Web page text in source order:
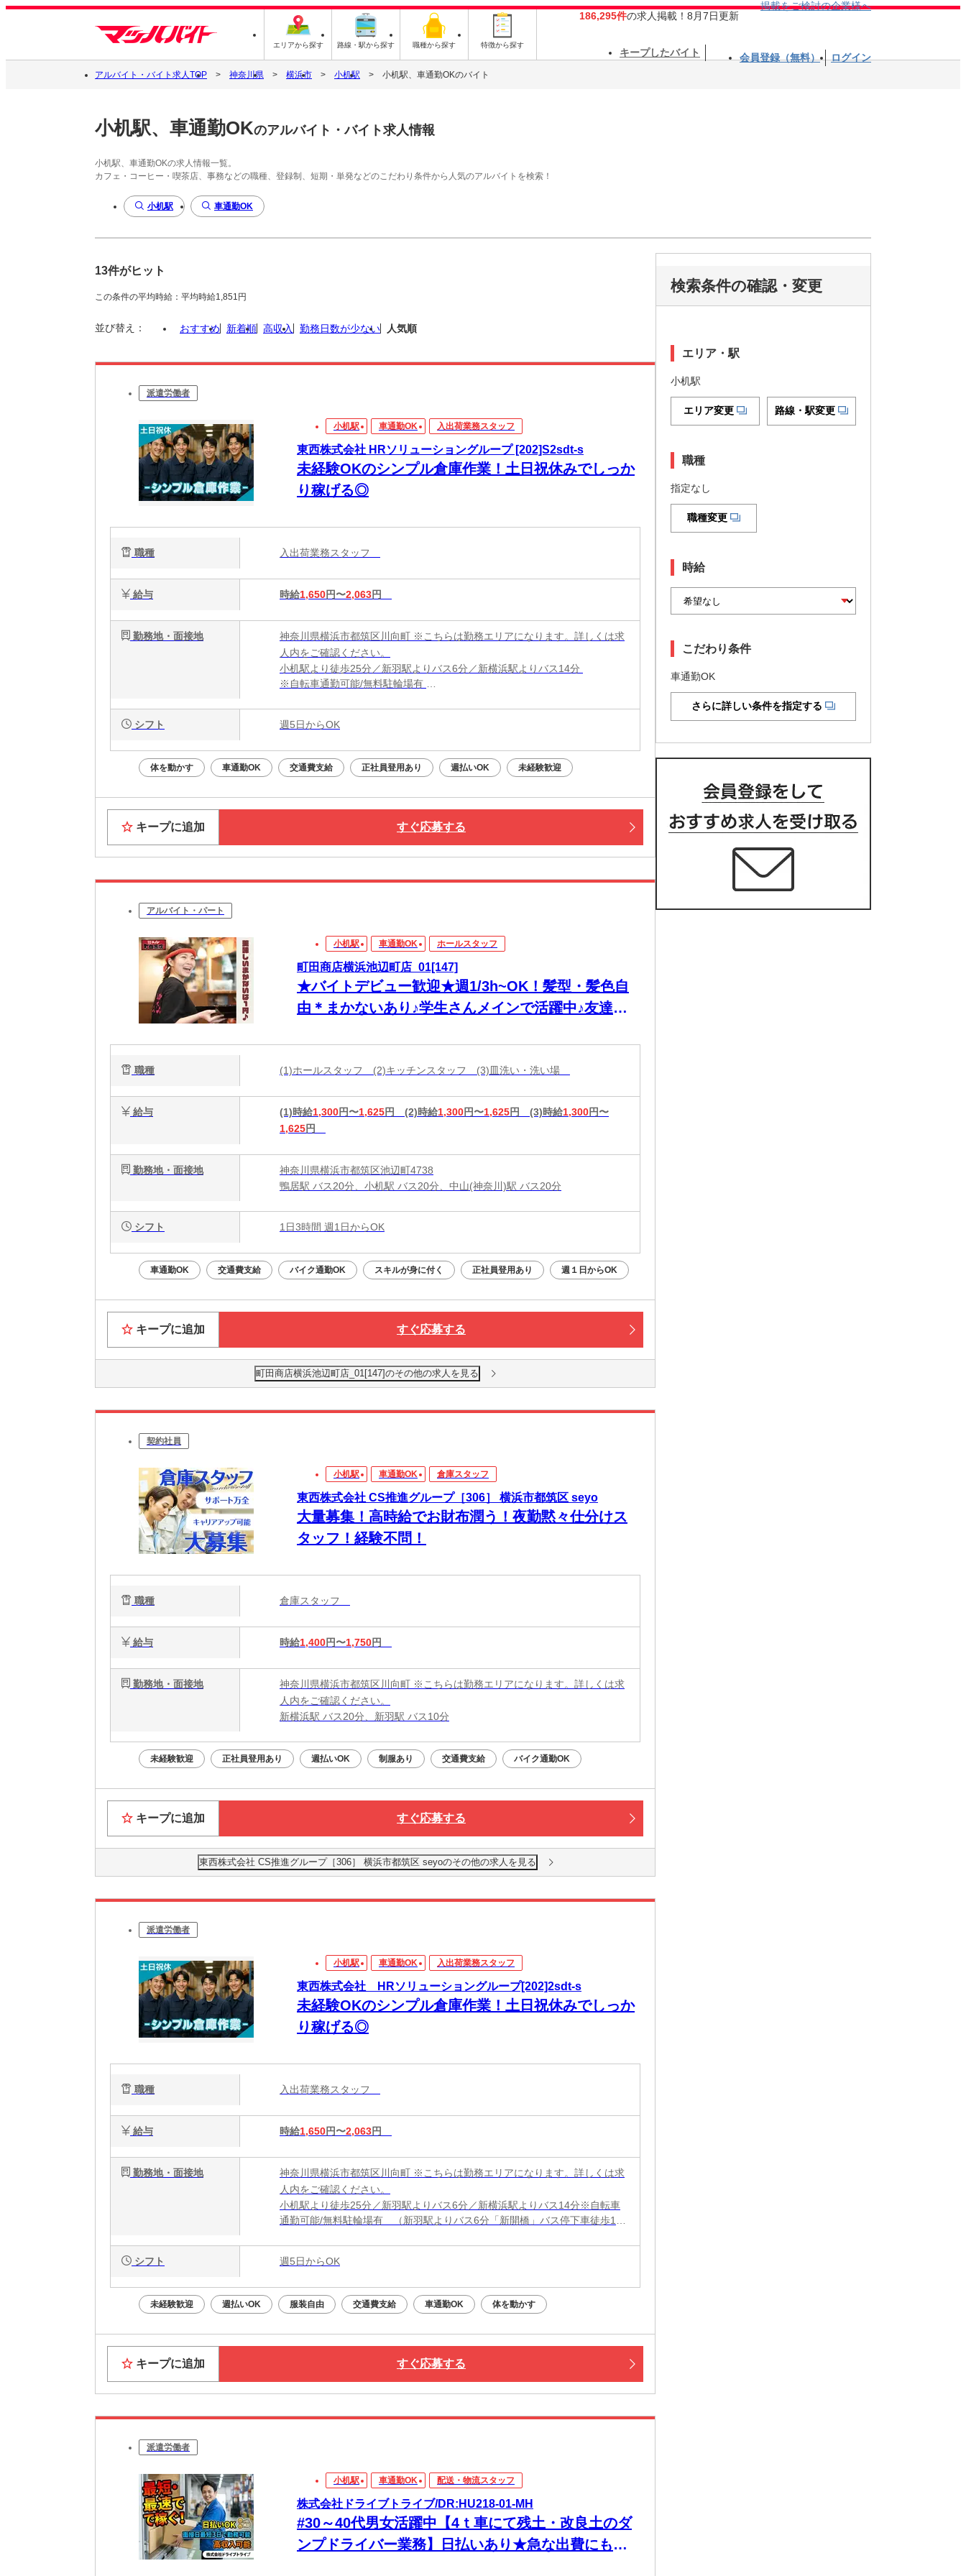
エリアから探す 路線・駅から探す 職種から探す 特徴から探す
186,295件の求人掲載！8月7日更新
掲載をご検討の企業様へ
キープしたバイト 会員登録（無料） ログイン
アルバイト・バイト求人TOP 神奈川県 横浜市 小机駅 小机駅、車通勤OKのバイト
小机駅、車通勤OKのアルバイト・バイト求人情報
小机駅、車通勤OKの求人情報一覧。
カフェ・コーヒー・喫茶店、事務などの職種、登録制、短期・単発などのこだわり条件から人気のアルバイトを検索！
小机駅 車通勤OK
13件がヒット
この条件の平均時給：平均時給1,851円
並び替え： おすすめ 新着順 高収入 勤務日数が少ない 人気順
派遣労働者
小机駅 車通勤OK 入出荷業務スタッフ
東西株式会社 HRソリューショングループ [202]S2sdt-s
未経験OKのシンプル倉庫作業！土日祝休みでしっか
り稼げる◎
職種 入出荷業務スタッフ
給与 時給1,650円〜2,063円
勤務地・面接地
神奈川県横浜市都筑区川向町 ※こちらは勤務エリアになります。詳しくは求
人内をご確認ください。
小机駅より徒歩25分／新羽駅よりバス6分／新横浜駅よりバス14分
※自転車通勤可能/無料駐輪場有
シフト
週5日からOK
体を動かす 車通勤OK 交通費支給 正社員登用あり 週払いOK 未経験歓迎
キープに追加 すぐ応募する
アルバイト・パート
小机駅 車通勤OK ホールスタッフ
町田商店横浜池辺町店_01[147]
★バイトデビュー歓迎★週1/3h~OK！髪型・髪色自
由＊まかないあり♪学生さんメインで活躍中♪友達と
職種 (1)ホールスタッフ (2)キッチンスタッフ (3)皿洗い・洗い場
給与 (1)時給1,300円〜1,625円 (2)時給1,300円〜1,625円 (3)時給1,300円〜
1,625円
勤務地・面接地
神奈川県横浜市都筑区池辺町4738
鴨居駅 バス20分、小机駅 バス20分、中山(神奈川)駅 バス20分
シフト 1日3時間 週1日からOK
車通勤OK 交通費支給 バイク通勤OK スキルが身に付く 正社員登用あり 週１日からOK
キープに追加 すぐ応募する
町田商店横浜池辺町店_01[147]のその他の求人を見る
契約社員
小机駅 車通勤OK 倉庫スタッフ
東西株式会社 CS推進グループ［306］ 横浜市都筑区 seyo
大量募集！高時給でお財布潤う！夜勤黙々仕分けス
タッフ！経験不問！
職種 倉庫スタッフ
給与 時給1,400円〜1,750円
勤務地・面接地
神奈川県横浜市都筑区川向町 ※こちらは勤務エリアになります。詳しくは求
人内をご確認ください。
新横浜駅 バス20分、新羽駅 バス10分
未経験歓迎 正社員登用あり 週払いOK 制服あり 交通費支給 バイク通勤OK
キープに追加 すぐ応募する
東西株式会社 CS推進グループ［306］ 横浜市都筑区 seyoのその他の求人を見る
派遣労働者
小机駅 車通勤OK 入出荷業務スタッフ
東西株式会社 HRソリューショングループ[202]2sdt-s
未経験OKのシンプル倉庫作業！土日祝休みでしっか
り稼げる◎
職種 入出荷業務スタッフ
給与 時給1,650円〜2,063円
勤務地・面接地
神奈川県横浜市都筑区川向町 ※こちらは勤務エリアになります。詳しくは求
人内をご確認ください。
小机駅より徒歩25分／新羽駅よりバス6分／新横浜駅よりバス14分※自転車
通勤可能/無料駐輪場有 （新羽駅よりバス6分「新開橋」バス停下車徒歩12
シフト 週5日からOK
未経験歓迎 週払いOK 服装自由 交通費支給 車通勤OK 体を動かす
キープに追加 すぐ応募する
派遣労働者
小机駅 車通勤OK 配送・物流スタッフ
株式会社ドライブトライブ/DR:HU218-01-MH
#30～40代男女活躍中【4ｔ車にて残土・改良土のダ
ンプドライバー業務】日払いあり★急な出費にも安
検索条件の確認・変更
エリア・駅
小机駅
エリア変更 路線・駅変更
職種
指定なし
職種変更
時給
こだわり条件
車通勤OK
さらに詳しい条件を指定する